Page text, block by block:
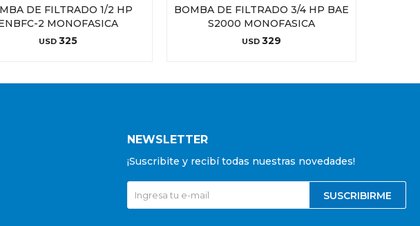
DE FILTRADO 1/2 HP
2 MONOFASICA
USD 325
BOMBA DE FILTRADO 3/4 HP BAE
S2000 MONOFASICA
USD 329
NEWSLETTER
¡Suscribite y recibí todas nuestras novedades!
SUSCRIBIRME